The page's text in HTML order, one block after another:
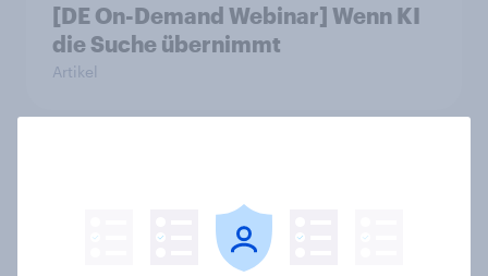
[DE On-Demand Webinar] Wenn KI
die Suche übernimmt
Artikel
verkäufliches Melatonin dominiert,
doch digitale Produkte bieten
Wachstumspotenzial